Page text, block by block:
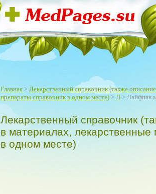
Главная > Лекарственный справочник (также
препараты справочник в одном месте) > Л > Лайфпак
Лекарственный справочник
в материалах, лекарственные
в одном месте)